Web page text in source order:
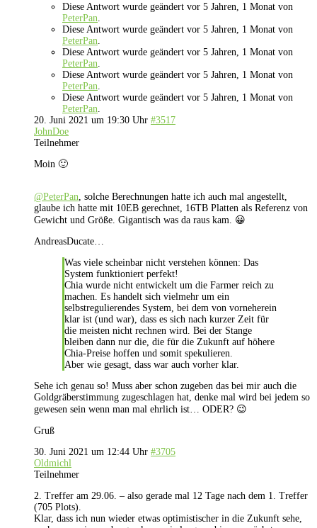
Diese Antwort wurde geändert vor 5 Jahren, 1 Monat von
PeterPan
Diese Antwort wurde geändert vor 5 Jahren, 1 Monat von
PeterPan
Diese Antwort wurde geändert vor 5 Jahren, 1 Monat von
PeterPan
Diese Antwort wurde geändert vor 5 Jahren, 1 Monat von
PeterPan
Diese Antwort wurde geändert vor 5 Jahren, 1 Monat von
PeterPan
20. Juni 2021 um 19:30 Uhr #3517
JohnDoe
Teilnehmer
Moin 🙂
@PeterPan , solche Berechnungen hatte ich auch mal angestellt,
glaube ich hatte mit 10EB gerechnet, 16TB Platten als Referenz von
Gewicht und Größe. Gigantisch was da raus kam. 😀
AndreasDucate…
Was viele scheinbar nicht verstehen können: Das
System funktioniert perfekt!
Chia wurde nicht entwickelt um die Farmer reich zu
machen. Es handelt sich vielmehr um ein
selbstregulierendes System, bei dem von vorneherein
klar ist (und war), dass es sich nach kurzer Zeit für
die meisten nicht rechnen wird. Bei der Stange
bleiben dann nur die, die für die Zukunft auf höhere
Chia-Preise hoffen und somit spekulieren.
Aber wie gesagt, dass war auch vorher klar.
Sehe ich genau so! Muss aber schon zugeben das bei mir auch die
Goldgräberstimmung zugeschlagen hat, denke mal wird bei jedem so
gewesen sein wenn man mal ehrlich ist… ODER? 😉
Gruß
30. Juni 2021 um 12:44 Uhr #3705
Oldmichl
Teilnehmer
2. Treffer am 29.06. – also gerade mal 12 Tage nach dem 1. Treffer
(705 Plots).
Klar, dass ich nun wieder etwas optimistischer in die Zukunft sehe,